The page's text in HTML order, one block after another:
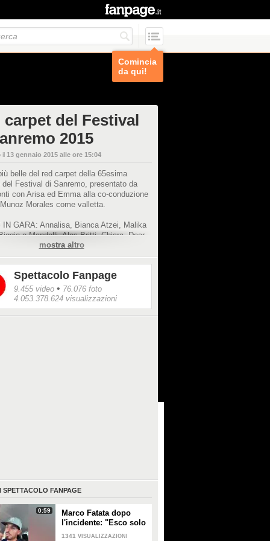
Comincia
da qui!
carpet del Festival
2015
il 13 gennaio 2015 alle ore 15:04
belle del red carpet della 65esima
del Festival di Sanremo, presentato da
con Arisa ed Emma alla co-conduzione
Morales come valletta.
IN GARA: Annalisa, Bianca Atzei, Malika
e Mandelli, Ales Britti, Chiara, Dear
De Michele e Coruzzi, Lara Fabian,
Irene Grandi, Gianluca Grignani, Il
Masini, Moreno, Nek, Nesli, Raf, Anna
Nina Zilli.
mostra altro
Spettacolo Fanpage
9.455 video • 76.076 foto
4.053.378.624 visualizzazioni
SPETTACOLO FANPAGE
0:59
Marco Fatata dopo
l'incidente: "Esco solo
di sera, i primi tempi
1341 VISUALIZZAZIONI